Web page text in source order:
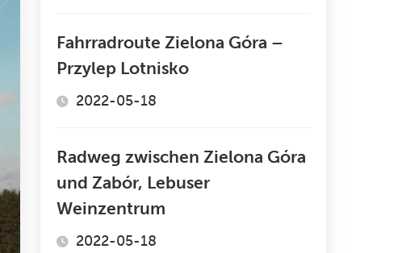
Fahrradroute Zielona Góra –
Przylep Lotnisko
2022-05-18
Radweg zwischen Zielona Góra
und Zabór, Lebuser
Weinzentrum
2022-05-18